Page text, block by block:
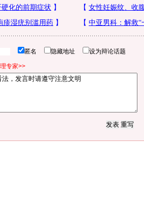
匿名 隐藏地址 设为辩论话题
专家>>